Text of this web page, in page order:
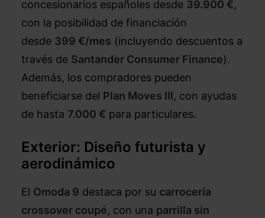
concesionarios españoles desde 39.900 €,
con la posibilidad de financiación
desde 399 €/mes (incluyendo descuentos a
través de Santander Consumer Finance).
Además, los compradores pueden
beneficiarse del Plan Moves III, con ayudas
de hasta 7.000 € para particulares.
Exterior: Diseño futurista y
aerodinámico
El Omoda 9 destaca por su carrocería
crossover coupé, con una parrilla sin